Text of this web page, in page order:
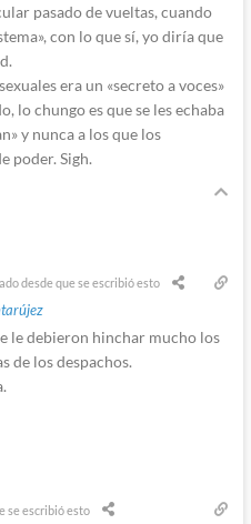
pasado de vueltas, cuando
con lo que sí, yo diría que
era un «secreto a voces»
lo chungo es que se les echaba
y nunca a los que los
poder. Sigh.
desde que se escribió esto
le debieron hinchar mucho los
de los despachos.
se escribió esto